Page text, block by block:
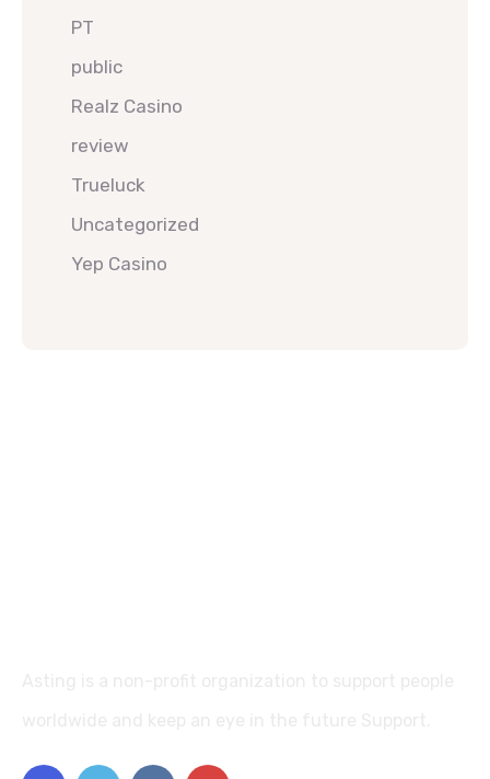
PT
public
Realz Casino
review
Trueluck
Uncategorized
Yep Casino